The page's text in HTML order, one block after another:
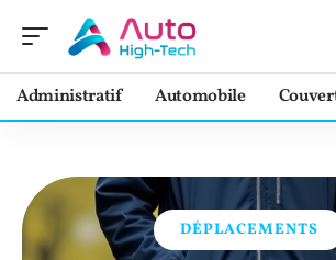
Administratif Automobile
DÉPLACEMENTS